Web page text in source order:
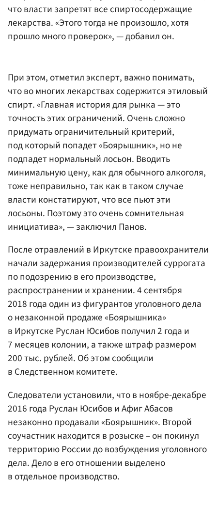
что власти запретят все спиртосодержащие
лекарства. «Этого тогда не произошло, хотя
прошло много проверок», — добавил он.
При этом, отметил эксперт, важно понимать,
что во многих лекарствах содержится этиловый
спирт. «Главная история для рынка — это
точность этих ограничений. Очень сложно
придумать ограничительный критерий,
под который попадет «Боярышник», но не
подпадет нормальный лосьон. Вводить
минимальную цену, как для обычного алкоголя,
тоже неправильно, так как в таком случае
власти констатируют, что все пьют эти
лосьоны. Поэтому это очень сомнительная
инициатива», — заключил Панов.
После отравлений в Иркутске правоохранители
начали задержания производителей суррогата
по подозрению в его производстве,
распространении и хранении. 4 сентября
2018 года один из фигурантов уголовного дела
о незаконной продаже «Боярышника»
в Иркутске Руслан Юсибов получил 2 года и
7 месяцев колонии, а также штраф размером
200 тыс. рублей. Об этом сообщили
в Следственном комитете.
Следователи установили, что в ноябре-декабре
2016 года Руслан Юсибов и Афиг Абасов
незаконно продавали «Боярышник». Второй
соучастник находится в розыске – он покинул
территорию России до возбуждения уголовного
дела. Дело в его отношении выделено
в отдельное производство.